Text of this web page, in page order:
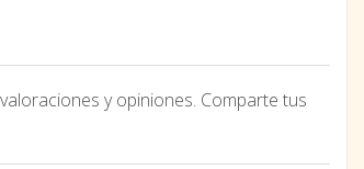
y opiniones. Comparte tus